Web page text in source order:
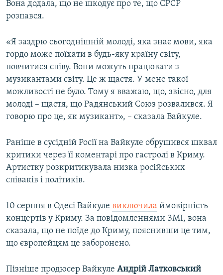
Вона додала, що не шкодує про те, що СРСР
розпався.
«Я заздрю сьогоднішній молоді, яка знає мови, яка
гордо може поїхати в будь-яку країну світу,
повчитися співу. Вони можуть працювати з
музикантами світу. Це ж щастя. У мене такої
можливості не було. Тому я вважаю, що, звісно, для
молоді – щастя, що Радянський Союз розвалився. Я
говорю про це, як музикант», – сказала Вайкуле.
Раніше в сусідній Росії на Вайкуле обрушився шквал
критики через її коментарі про гастролі в Криму.
Артистку розкритикувала низка російських
співаків і політиків.
10 серпня в Одесі Вайкуле виключила ймовірність
концертів у Криму. За повідомленнями ЗМІ, вона
сказала, що не поїде до Криму, пояснивши це тим,
що європейцям це заборонено.
Пізніше продюсер Вайкуле Андрій Латковський